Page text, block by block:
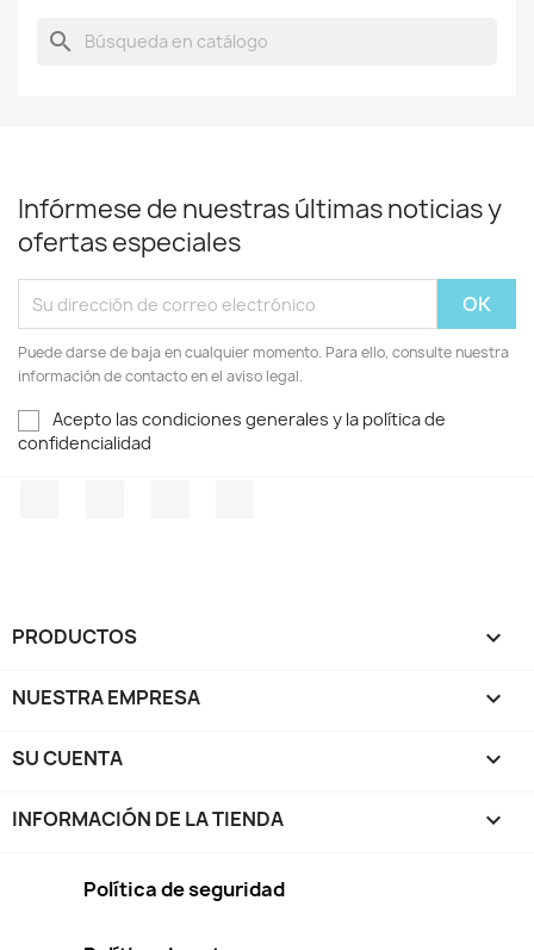
search
Infórmese de nuestras últimas noticias y
ofertas especiales
Puede darse de baja en cualquier momento. Para ello, consulte nuestra
información de contacto en el aviso legal.
Acepto las condiciones generales y la política de
confidencialidad
PRODUCTOS 
NUESTRA EMPRESA 
SU CUENTA 
INFORMACIÓN DE LA TIENDA keyboard_arrow_down
Política de seguridad